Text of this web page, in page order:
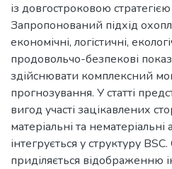
із довгостроковою
Запропонований підхід
економічні, логістичні,
продовольчо-безпекові
здійснювати комплексний
прогнозування. У статті
вигод участі зацікавлених
матеріальні та нематеріальні
інтегрується у структуру
приділяється відображенню